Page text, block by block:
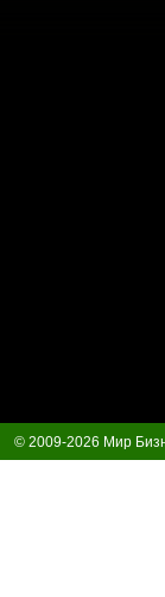
© 2009-2026 Мир